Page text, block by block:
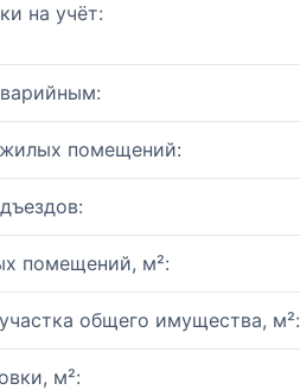
на учёт:
помещений:
помещений, м²:
общего имущества, м²:
м²: